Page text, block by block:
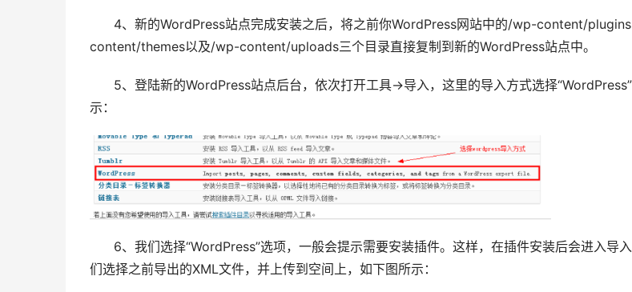
4、新的WordPress站点完成安装之后，将之前你WordPress网站中的/wp-content/
content/themes以及/wp-content/uploads三个目录直接复制到新的WordPress站点中。
5、登陆新的WordPress站点后台，依次打开工具->导入，这里的导入方式选择
示：
6、我们选择“WordPress”选项，一般会提示需要安装插件。这样，在插件安装后会进入导
们选择之前导出的XML文件，并上传到空间上，如下图所示：